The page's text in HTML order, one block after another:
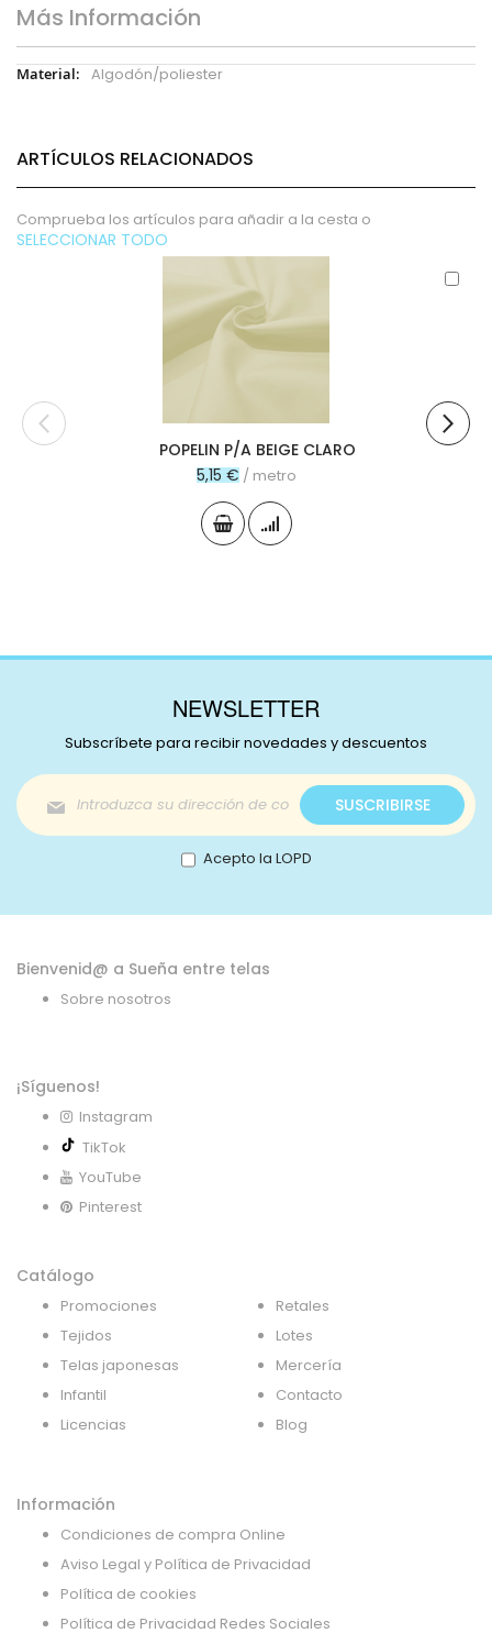
Más Información
Más
Algodón/poliester
ARTÍCULOS RELACIONADOS
Comprueba los artículos para añadir a la cesta o
SELECCIONAR TODO
POPELIN P/A BEIGE CLARO
5,15 € / metro
NEWSLETTER
Subscríbete para recibir novedades y descuentos
Inscríbase
a
nuestro
boletín
de
SUSCRIBIRSE
Acepto la LOPD
Bienvenid@ a Sueña entre telas
Sobre nosotros
¡Síguenos!
Instagram
TikTok
YouTube
Pinterest
Catálogo
Promociones
Tejidos
Telas japonesas
Infantil
Licencias
Retales
Lotes
Mercería
Contacto
Blog
Información
Condiciones de compra Online
Aviso Legal y Política de Privacidad
Política de cookies
Política de Privacidad Redes Sociales